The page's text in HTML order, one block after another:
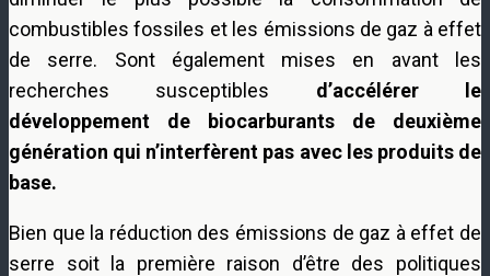
combustibles fossiles et les émissions de gaz à effet
de serre. Sont également mises en avant les
recherches susceptibles d’accélérer le
développement de biocarburants de deuxième
génération qui n’interfèrent pas avec les produits de
base.
Bien que la réduction des émissions de gaz à effet de
serre soit la première raison d’être des politiques